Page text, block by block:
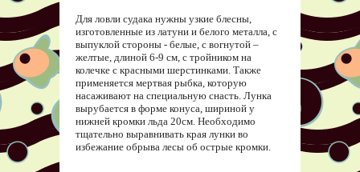
Для ловли судака нужны узкие блесны,
изготовленные из латуни и белого металла, с
выпуклой стороны - белые, с вогнутой –
желтые, длиной 6-9 см, с тройником на
колечке с красными шерстинками. Также
применяется мертвая рыбка, которую
насаживают на специальную снасть. Лунка
вырубается в форме конуса, шириной у
нижней кромки льда 20см. Необходимо
тщательно выравнивать края лунки во
избежание обрыва лесы об острые кромки.